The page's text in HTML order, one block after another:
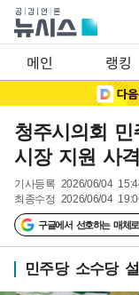
메인 랭킹
청주시의회 민
시장 지원 사격
기사등록 2026/06/04
최종수정 2026/06/04
구글에서 선호하는 매체
민주당 소수당